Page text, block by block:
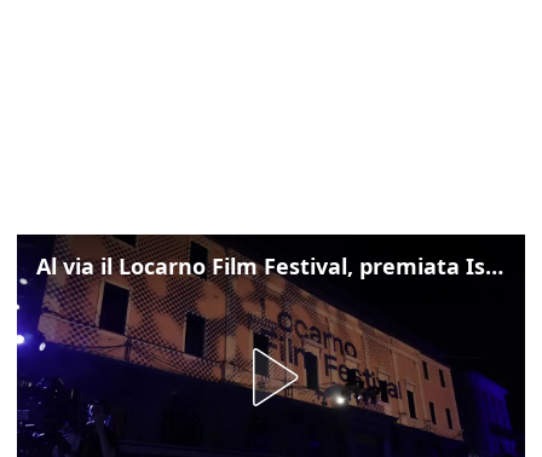
Al via il Locarno Film Festival, premiata Isabella Rossellini con l'Excellence Award